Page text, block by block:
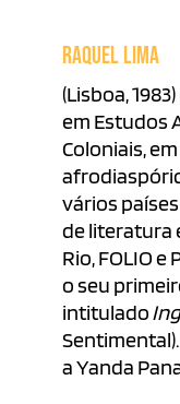
RAQUEL LIMA
(Lisboa,
em Estudos
Coloniais,
vários
de literatura
Rio, FOLIO
o seu
intitulado
a Yanda